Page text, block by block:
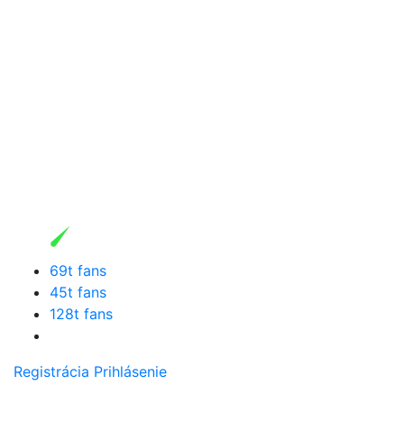
69t fans
45t fans
128t fans
Registrácia Prihlásenie